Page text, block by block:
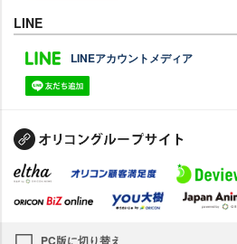
LINE
LINEアカウントメディア
PC版に切り替え